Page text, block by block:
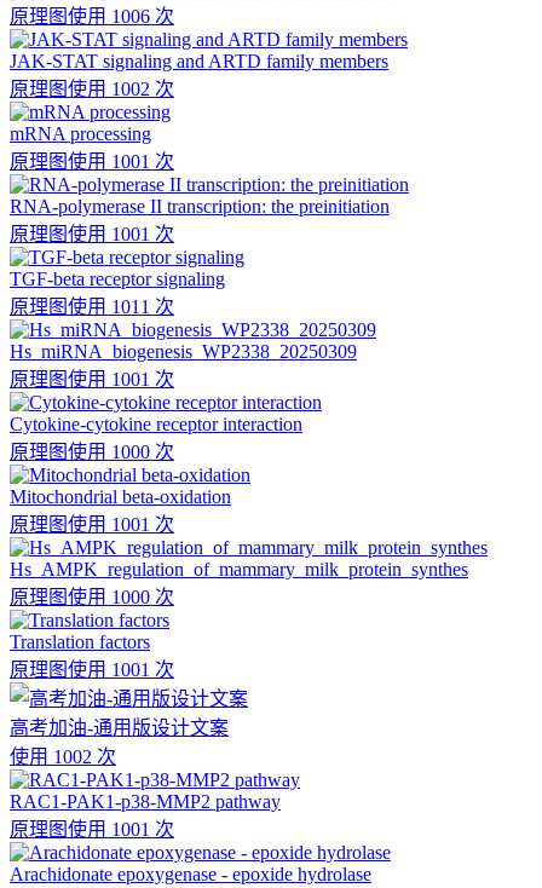
原理图使用 1006 次
JAK-STAT signaling and ARTD family members
原理图使用 1002 次
mRNA processing
原理图使用 1001 次
RNA-polymerase II transcription: the preinitiation
原理图使用 1001 次
TGF-beta receptor signaling
原理图使用 1011 次
Hs_miRNA_biogenesis_WP2338_20250309
原理图使用 1001 次
Cytokine-cytokine receptor interaction
原理图使用 1000 次
Mitochondrial beta-oxidation
原理图使用 1001 次
Hs_AMPK_regulation_of_mammary_milk_protein_synthes
原理图使用 1000 次
Translation factors
原理图使用 1001 次
高考加油-通用版设计文案
使用 1002 次
RAC1-PAK1-p38-MMP2 pathway
原理图使用 1001 次
Arachidonate epoxygenase - epoxide hydrolase